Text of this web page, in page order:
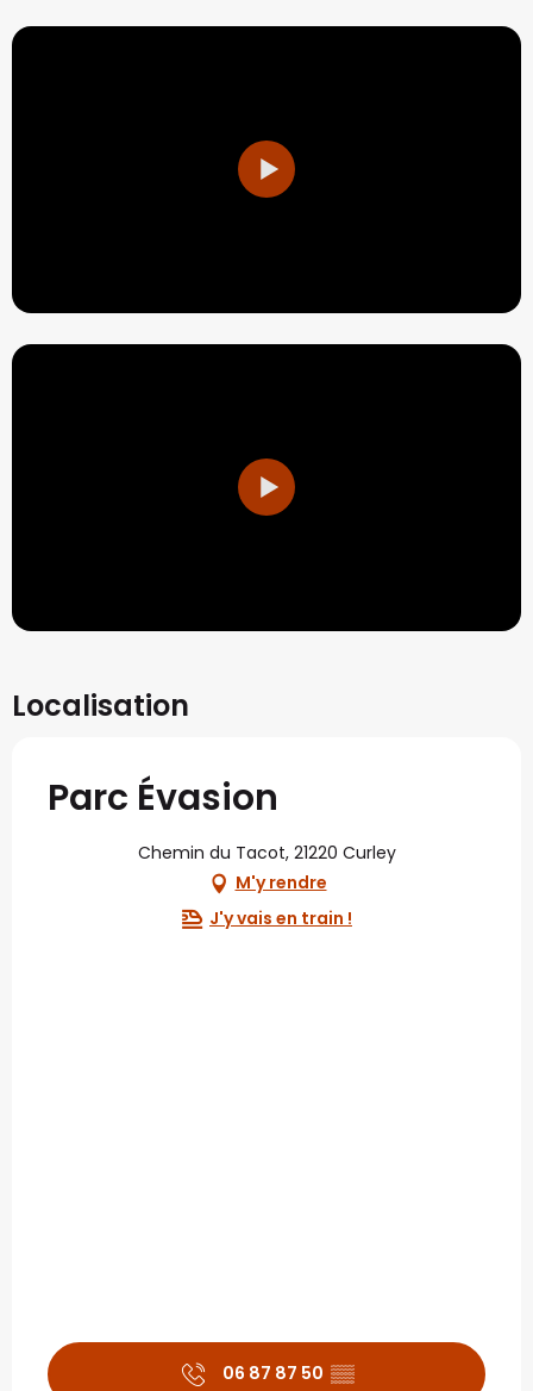
Localisation
Parc Évasion
Chemin du Tacot, 21220 Curley
M'y rendre
J'y vais en train !
06 87 87 50 ▒▒